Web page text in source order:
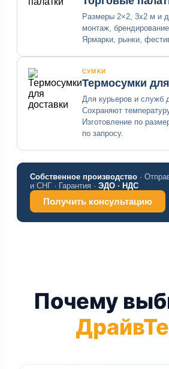
Размеры 2×2, 3х2 м и
монтаж,
Ярмарки, рынки,
СУМКИ
Термосумки
Для курьеров и служб
Сохраняют
Изготовление по
по запросу.
Собственное производство ·
и СНГ · Гарантия · ЭДО · НДС
Получить консультацию
Почему